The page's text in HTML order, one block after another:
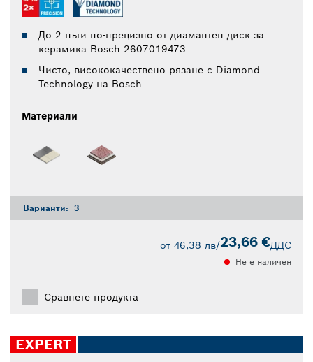
До 2 пъти по-прецизно от диамантен диск за
керамика Bosch 2607019473
Чисто, висококачествено рязане с Diamond
Technology на Bosch
Материали
Варианти: 3
от 46,38 лв/23,66 €ДДС
Не е наличен
Сравнете продукта
EXPERT